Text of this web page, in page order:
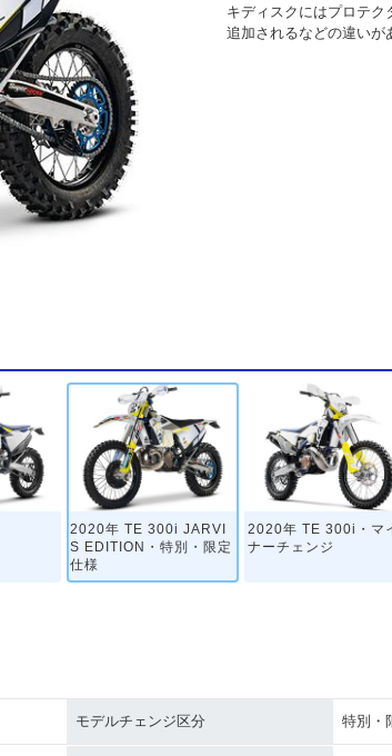
キディスクにはプロテ
追加されるなどの違いが
2020年 TE 300i JARVI
S EDITION・特別・限定
仕様
2020年 TE 300i・マ
ナーチェンジ
モデルチェンジ区分 特別・